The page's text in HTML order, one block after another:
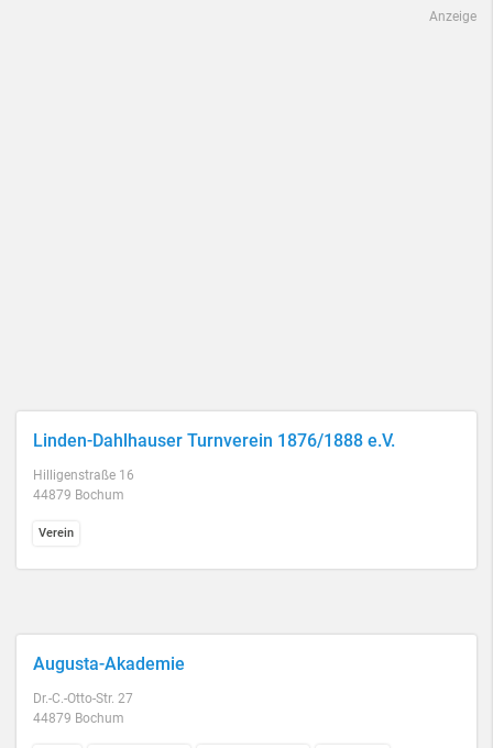
Anzeige
Linden-Dahlhauser Turnverein 1876/1888 e.V.
Hilligenstraße 16
44879 Bochum
Verein
Augusta-Akademie
Dr.-C.-Otto-Str. 27
44879 Bochum